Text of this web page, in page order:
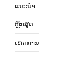
ແນະນຳ
ຫຼັກສູດ
ເຫດການ